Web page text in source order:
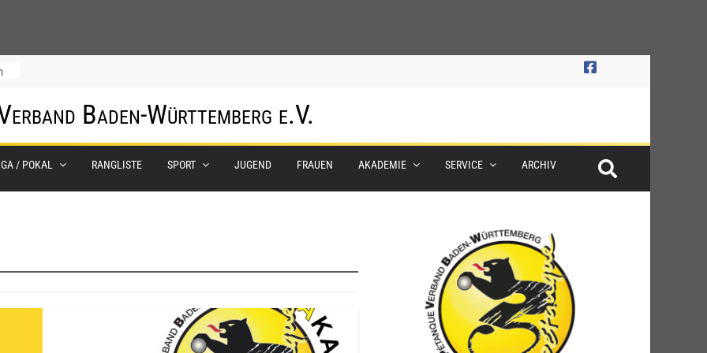
Baden-Württemberg e.V.
/ POKAL RANGLISTE SPORT JUGEND FRAUEN AKADEMIE SERVICE ARCHIV